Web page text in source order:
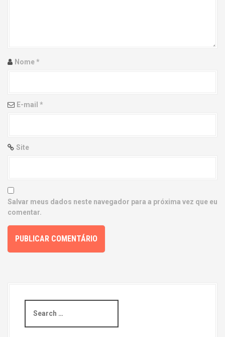
i
n
Nome*
E-mail *
Site
Salvar meus dados neste navegador para a próxima vez que eu
comentar.
a